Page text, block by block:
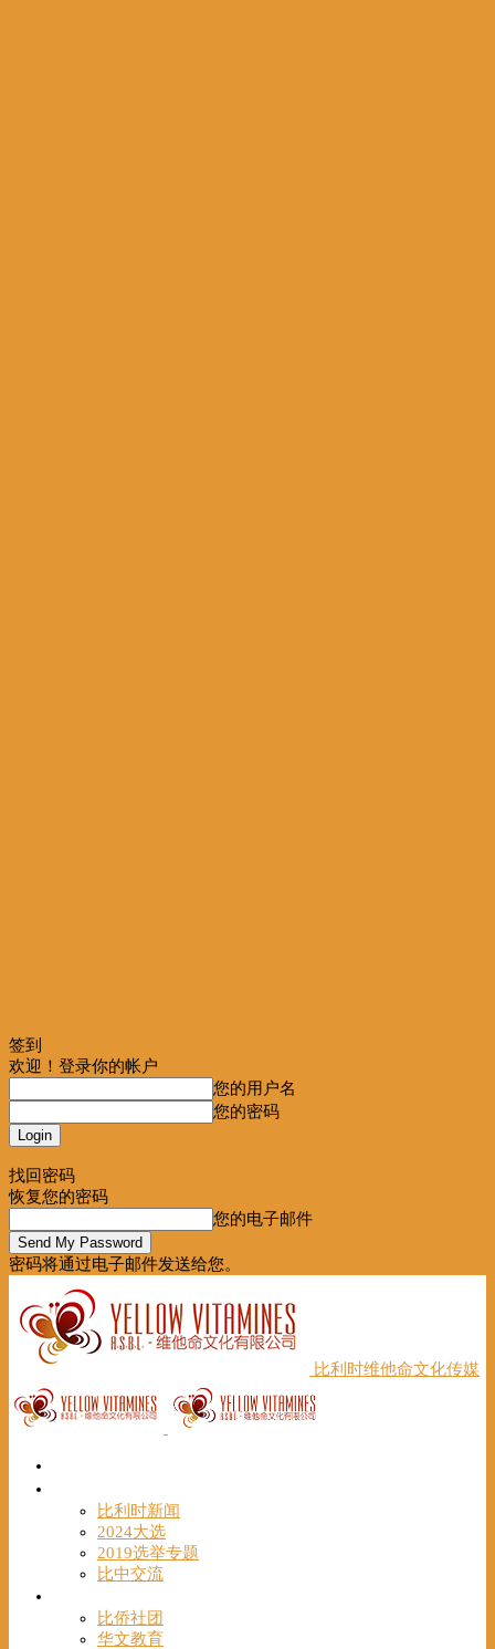
签到
欢迎！登录你的帐户
您的用户名
您的密码
找回密码
恢复您的密码
您的电子邮件
密码将通过电子邮件发送给您。
比利时维他命文化传媒
比利时新闻
2024大选
2019选举专题
比中交流
比侨社团
华文教育